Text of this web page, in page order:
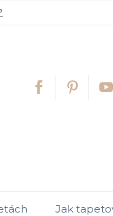
Jak